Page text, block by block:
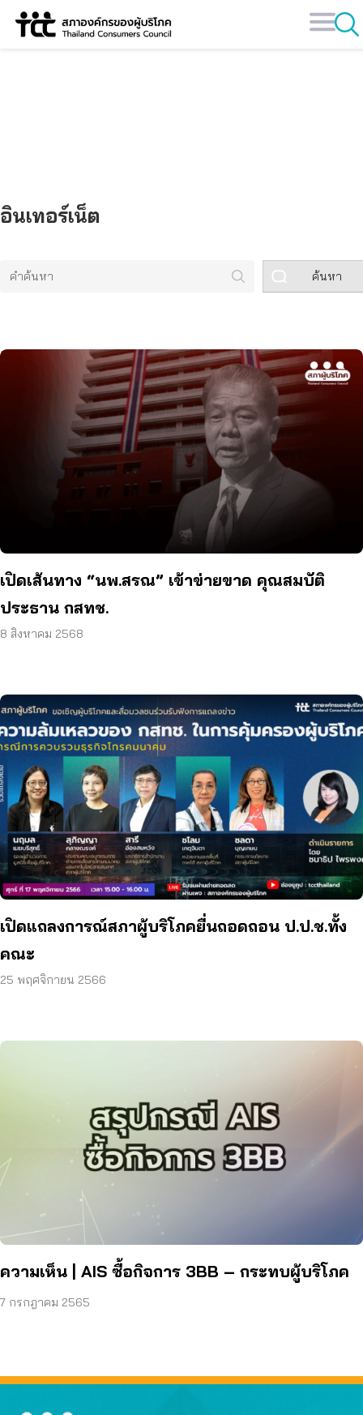
Skip
อินเทอร์เน็ต
ค้นหา
เปิดเส้นทาง “นพ.สรณ” เข้าข่ายขาด คุณสมบัติ
ประธาน กสทช.
8 สิงหาคม 2568
เปิดแถลงการณ์สภาผู้บริโภคยื่นถอดถอน ป.ป.ช.ทั้ง
คณะ
25 พฤศจิกายน 2566
ความเห็น | AIS ซื้อกิจการ 3BB – กระทบผู้บริโภค
7 กรกฎาคม 2565